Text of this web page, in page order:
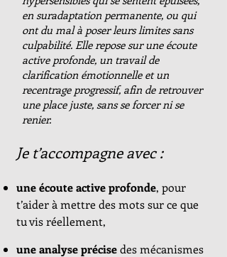
en suradaptation permanente, ou qui
ont du mal à poser leurs limites sans
culpabilité. Elle repose sur une écoute
active profonde, un travail de
clarification émotionnelle et un
recentrage progressif, afin de retrouver
une place juste, sans se forcer ni se
renier.
Je t’accompagne avec :
une écoute active profonde, pour
t’aider à mettre des mots sur ce que
tu vis réellement,
une analyse précisedes mécanismes